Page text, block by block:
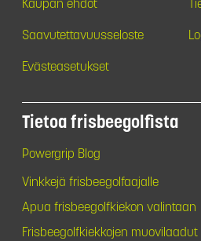
Kaupan ehdot
Saavutettavuusseloste
Evästeasetukset
Tietoa frisbeegolfista
Powergrip Blog
Vinkkejä frisbeegolfaajalle
Apua frisbeegolfkiekon valintaan
Frisbeegolfkiekkojen muovilaadut